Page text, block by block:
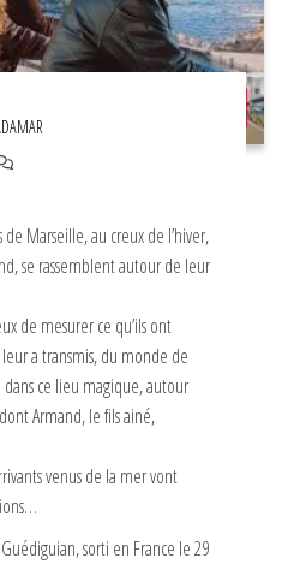
Marseille, au creux de l’hiver,
se rassemblent autour de leur
de mesurer ce qu’ils ont
leur a transmis, du monde de
ce lieu magique, autour
Armand, le fils ainé,
venus de la mer vont
sorti en France le 29